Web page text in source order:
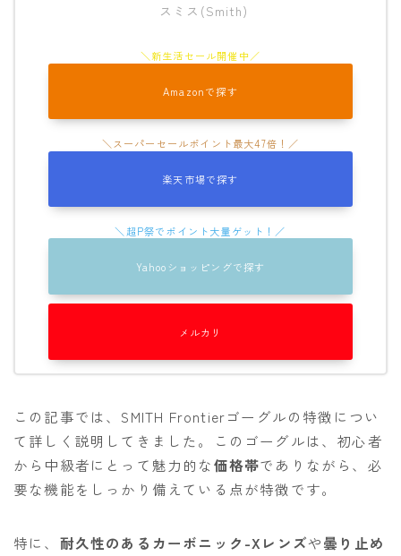
スミス(Smith)
Amazonで探す
楽天市場で探す
Yahooショッピングで探す
メルカリ
この記事では、SMITH Frontierゴーグルの特徴につい
て詳しく説明してきました。このゴーグルは、初心者
から中級者にとって魅力的な価格帯でありながら、必
要な機能をしっかり備えている点が特徴です。
特に、 耐久性のあるカーボニック-Xレンズや曇り止め